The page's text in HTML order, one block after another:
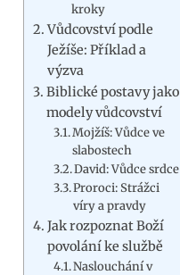
kroky
Vůdcovství podle
Ježíše: Příklad a
výzva
Biblické postavy jako
modely vůdcovství
Mojžíš: Vůdce ve
slabostech
David: Vůdce srdce
Proroci: Strážci
víry a pravdy
Jak rozpoznat Boží
povolání ke službě
Naslouchání v